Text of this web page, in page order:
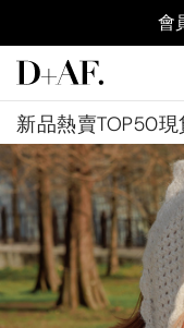
會
新品熱賣TOP50現